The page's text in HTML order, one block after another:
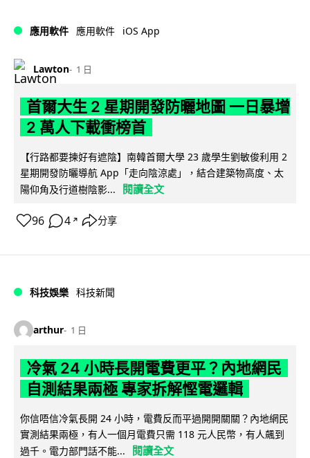
應用軟件 應用軟件 iOS App
Lawton 1 日
首爾大生 2 星期開發防曬地圖 一日暴增
2 萬人下載衝榜首
【行路都要揀好有遮陰】南韓首爾大學 23 歲學生劉敏俊利用 2
星期開發防曬導航 App「走向陰涼處」，結合建築物高度、太
陽仰角及行道樹陰影...
閱讀全文
96 4 ↗ 分享
科技娛樂 科技新聞
arthur 1 日
冷氣 24 小時長開電費更平？內地網民
自測結果兩極 專家拆解慳電邏輯
你信唔信冷氣長開 24 小時，電費反而平過開開關關？內地網民
實測結果兩極，有人一個月電費只需 118 元人民幣，有人飆到
過千。電力部門話不能...
閱讀全文